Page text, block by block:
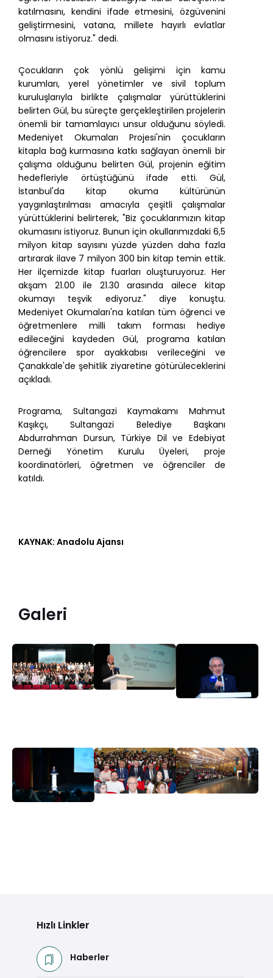
katılmasını, kendini ifade etmesini, özgüvenini
geliştirmesini, vatana, millete hayırlı evlatlar
olmasını istiyoruz." dedi.
Çocukların çok yönlü gelişimi için kamu
kurumları, yerel yönetimler ve sivil toplum
kuruluşlarıyla birlikte çalışmalar yürüttüklerini
belirten Gül, bu süreçte gerçekleştirilen projelerin
önemli bir tamamlayıcı unsur olduğunu söyledi.
Medeniyet Okumaları Projesi'nin çocukların
kitapla bağ kurmasına katkı sağlayan önemli bir
çalışma olduğunu belirten Gül, projenin eğitim
hedefleriyle örtüştüğünü ifade etti. Gül,
İstanbul'da kitap okuma kültürünün
yaygınlaştırılması amacıyla çeşitli çalışmalar
yürüttüklerini belirterek, "Biz çocuklarımızın kitap
okumasını istiyoruz. Bunun için okullarımızdaki 6,5
milyon kitap sayısını yüzde yüzden daha fazla
artırarak ilave 7 milyon 300 bin kitap temin ettik.
Her ilçemizde kitap fuarları oluşturuyoruz. Her
akşam 21.00 ile 21.30 arasında ailece kitap
okumayı teşvik ediyoruz." diye konuştu.
Medeniyet Okumaları'na katılan tüm öğrenci ve
öğretmenlere milli takım forması hediye
edileceğini kaydeden Gül, programa katılan
öğrencilere spor ayakkabısı verileceğini ve
Çanakkale'de şehitlik ziyaretine götürüleceklerini
açıkladı.
Programa, Sultangazi Kaymakamı Mahmut
Kaşıkçı, Sultangazi Belediye Başkanı
Abdurrahman Dursun, Türkiye Dil ve Edebiyat
Derneği Yönetim Kurulu Üyeleri, proje
koordinatörleri, öğretmen ve öğrenciler de
katıldı.
KAYNAK: Anadolu Ajansı
Galeri
Hızlı Linkler
Haberler